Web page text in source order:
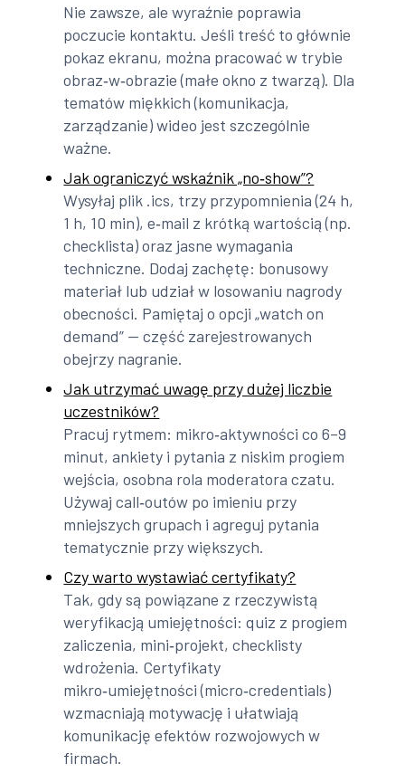
Nie zawsze, ale wyraźnie poprawia
poczucie kontaktu. Jeśli treść to głównie
pokaz ekranu, można pracować w trybie
obraz‑w‑obrazie (małe okno z twarzą). Dla
tematów miękkich (komunikacja,
zarządzanie) wideo jest szczególnie
ważne.
Jak ograniczyć wskaźnik „no‑show”?
Wysyłaj plik .ics, trzy przypomnienia (24 h,
1 h, 10 min), e‑mail z krótką wartością (np.
checklista) oraz jasne wymagania
techniczne. Dodaj zachętę: bonusowy
materiał lub udział w losowaniu nagrody
obecności. Pamiętaj o opcji „watch on
demand” — część zarejestrowanych
obejrzy nagranie.
Jak utrzymać uwagę przy dużej liczbie
uczestników?
Pracuj rytmem: mikro‑aktywności co 6–9
minut, ankiety i pytania z niskim progiem
wejścia, osobna rola moderatora czatu.
Używaj call‑outów po imieniu przy
mniejszych grupach i agreguj pytania
tematycznie przy większych.
Czy warto wystawiać certyfikaty?
Tak, gdy są powiązane z rzeczywistą
weryfikacją umiejętności: quiz z progiem
zaliczenia, mini‑projekt, checklisty
wdrożenia. Certyfikaty
mikro‑umiejętności (micro‑credentials)
wzmacniają motywację i ułatwiają
komunikację efektów rozwojowych w
firmach.